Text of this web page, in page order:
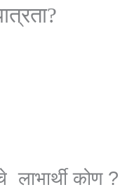
लाभार्थी कोण ?